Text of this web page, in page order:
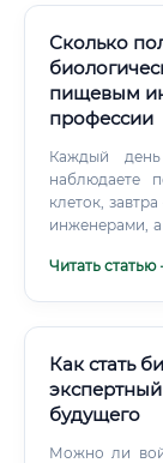
Сколько
пищевым
профессии
Каждый
наблюдаете
клеток,
инженерами, а
Читать статью
Как стать
будущего
Можно ли